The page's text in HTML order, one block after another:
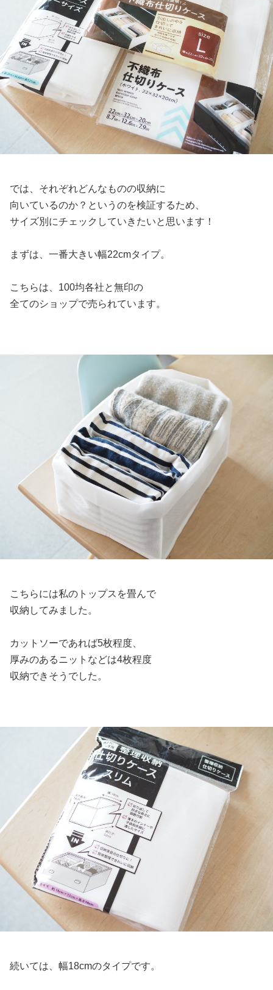
では、それぞれどんなものの収納に
向いているのか？というのを検証するため、
サイズ別にチェックしていきたいと思います！
まずは、一番大きい幅22cmタイプ。
こちらは、100均各社と無印の
全てのショップで売られています。
こちらには私のトップスを畳んで
収納してみました。
カットソーであれば5枚程度、
厚みのあるニットなどは4枚程度
収納できそうでした。
続いては、幅18cmのタイプです。